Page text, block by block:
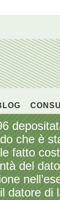
che è
fatto
del
datore di